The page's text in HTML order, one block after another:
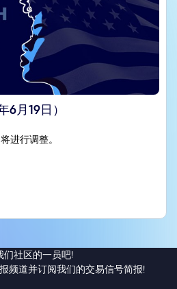
月19日）
进行调整。
们社区的一员吧!
频道并订阅我们的交易信号简报!